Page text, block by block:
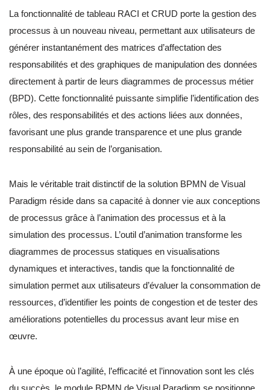
La fonctionnalité de tableau RACI et CRUD porte la gestion des
processus à un nouveau niveau, permettant aux utilisateurs de
générer instantanément des matrices d’affectation des
responsabilités et des graphiques de manipulation des données
directement à partir de leurs diagrammes de processus métier
(BPD). Cette fonctionnalité puissante simplifie l’identification des
rôles, des responsabilités et des actions liées aux données,
favorisant une plus grande transparence et une plus grande
responsabilité au sein de l’organisation.
Mais le véritable trait distinctif de la solution BPMN de Visual
Paradigm réside dans sa capacité à donner vie aux conceptions
de processus grâce à l’animation des processus et à la
simulation des processus. L’outil d’animation transforme les
diagrammes de processus statiques en visualisations
dynamiques et interactives, tandis que la fonctionnalité de
simulation permet aux utilisateurs d’évaluer la consommation de
ressources, d’identifier les points de congestion et de tester des
améliorations potentielles du processus avant leur mise en
œuvre.
À une époque où l’agilité, l’efficacité et l’innovation sont les clés